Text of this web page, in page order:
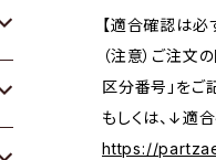
【適合確認は必
（注意）ご注文
区分番号」をご
もしくは、↓適
https://